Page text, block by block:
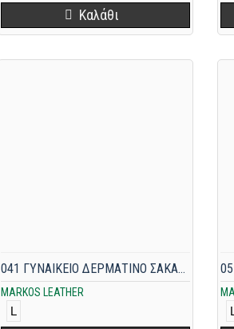
Καλάθι
MARKOS LEATHER
041 ΓΥΝΑΙΚΕΙΟ ΔΕΡΜΑΤΙΝΟ ΣΑΚΑΚΙ ΜΠΕΖ
L